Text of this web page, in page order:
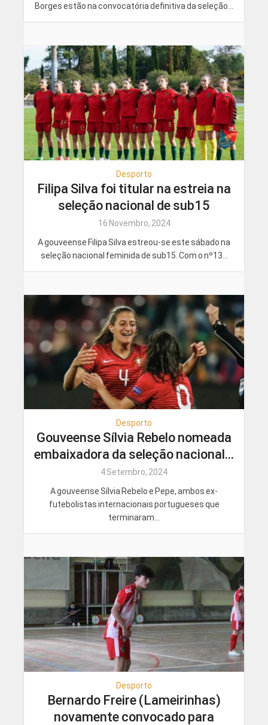
Borges estão na convocatória definitiva da seleção...
Desporto
Filipa Silva foi titular na estreia na
seleção nacional de sub15
16 Novembro, 2024
A gouveense Filipa Silva estreou-se este sábado na
seleção nacional feminida de sub15. Com o nº13...
Desporto
Gouveense Sílvia Rebelo nomeada
embaixadora da seleção nacional...
4 Setembro, 2024
A gouveense Sílvia Rebelo e Pepe, ambos ex-
futebolistas internacionais portugueses que
terminaram...
Desporto
Bernardo Freire (Lameirinhas)
novamente convocado para